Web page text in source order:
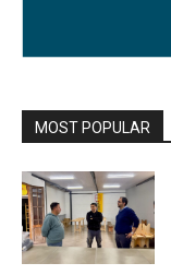
MOST POPULAR